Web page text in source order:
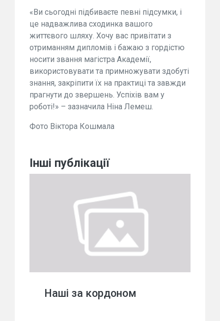
«Ви сьогодні підбиваєте певні підсумки, і
це надважлива сходинка вашого
життєвого шляху. Хочу вас привітати з
отриманням дипломів і бажаю з гордістю
носити звання магістра Академії,
використовувати та примножувати здобуті
знання, закріпити їх на практиці та завжди
прагнути до звершень. Успіхів вам у
роботі!» – зазначила Ніна Лемеш.
Фото Віктора Кошмала
Інші публікації
Наші за кордоном